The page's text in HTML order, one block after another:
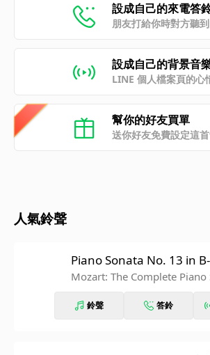
設成自己的來電答
朋友打給你時對方聽
設成自己的背景音
LINE 個人檔案頁的心
幫你的好友買單
送你好友免費設定這
人氣鈴聲
Piano Sonata No. 13 in
33: III. Allegretto
Mozart: The Complete Piano
鈴聲 答鈴